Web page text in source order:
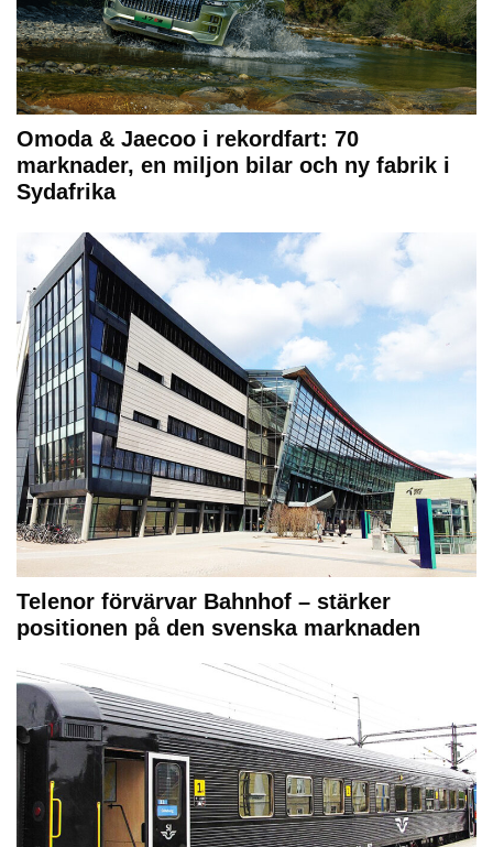
Omoda & Jaecoo i rekordfart: 70
marknader, en miljon bilar och ny fabrik i
Sydafrika
Telenor förvärvar Bahnhof – stärker
positionen på den svenska marknaden